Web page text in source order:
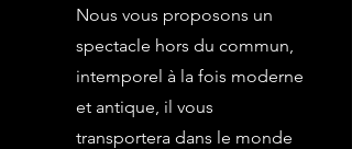
Nous vous proposons un
spectacle hors du commun,
intemporel à la fois moderne
et antique, il vous
transportera dans le monde